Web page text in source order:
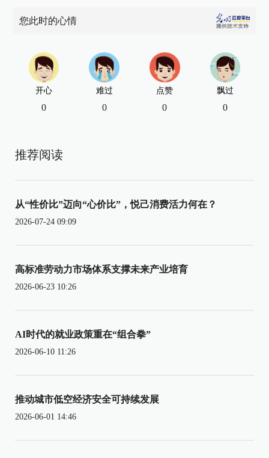
您此时的心情
开心
0
难过
0
点赞
0
飘过
0
推荐阅读
从“性价比”迈向“心价比”，悦己消费活力何在？
2026-07-24 09:09
高标准劳动力市场体系支撑未来产业培育
2026-06-23 10:26
AI时代的就业政策重在“组合拳”
2026-06-10 11:26
推动城市低空经济安全可持续发展
2026-06-01 14:46